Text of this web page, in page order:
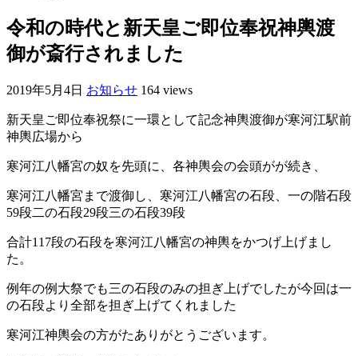
令和の時代と新天皇ご即位奉祝神輿渡
御が斎行されました
2019年5月4日 お知らせ 164 views
新天皇ご即位奉祝祭に一環として記念神輿渡御が寒河江駅前
神輿広場から
寒河江八幡宮の奴を先頭に、各神輿会の会頭がが続き、
寒河江八幡宮まで渡御し、寒河江八幡宮の石段、一の階石段
59段二の石段29段三の石段39段
合計117段の石段を寒河江八幡宮の神輿をかつげ上げまし
た。
例年の例大祭でも三の石段のみの担ぎ上げでしたが今回は一
の石段より全部を担ぎ上げてくれました
寒河江神輿会の方がたありがとうございます。